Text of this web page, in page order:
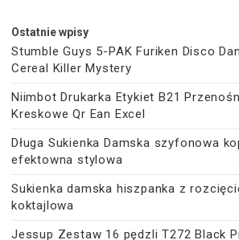
Ostatnie wpisy
Stumble Guys 5-PAK Furiken Disco
Cereal Killer Mystery
Niimbot Drukarka Etykiet B21
Kreskowe Qr Ean Excel
Długa Sukienka Damska szyfonowa
efektowna stylowa
Sukienka damska hiszpanka z
koktajlowa
Jessup Zestaw 16 pędzli T272 Black